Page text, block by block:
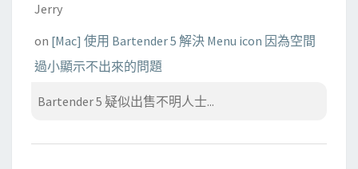
Jerry
on [Mac] 使用 Bartender 5 解決 Menu icon 因為空間
過小顯示不出來的問題
Bartender 5 疑似出售不明人士...